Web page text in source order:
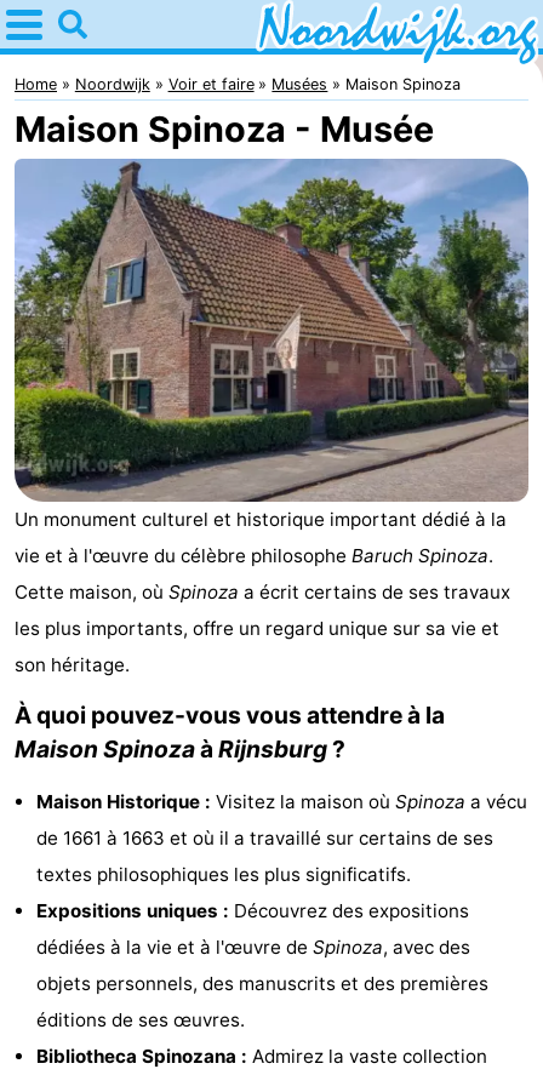
Home
Noordwijk
Astuces
les
enfants
Passer
la
nuit
Appartements
Campings
Chambre
d'hôtes
Chaumières
-
Gouden
De
Noordduinen
-
Duinresort
Dunimar
Noordwijkse
Duinen
-
Parc
du
Soleil
Hôtels
Last
minutes
Plages
Voir
faire
Lieux
d'intérêt
-
Home Noordwijk Voir et faire Musées Maison Spinoza
Maison Spinoza - Musée
Un monument culturel et historique important dédié à la
vie et à l'œuvre du célèbre philosophe Baruch Spinoza.
Cette maison, où Spinoza a écrit certains de ses travaux
les plus importants, offre un regard unique sur sa vie et
son héritage.
À quoi pouvez-vous vous attendre à la
Maison Spinozaà Rijnsburg?
Maison Historique : Visitez la maison où Spinoza a vécu
de 1661 à 1663 et où il a travaillé sur certains de ses
textes philosophiques les plus significatifs.
Expositions uniques : Découvrez des expositions
dédiées à la vie et à l'œuvre de Spinoza, avec des
objets personnels, des manuscrits et des premières
éditions de ses œuvres.
Bibliotheca Spinozana : Admirez la vaste collection